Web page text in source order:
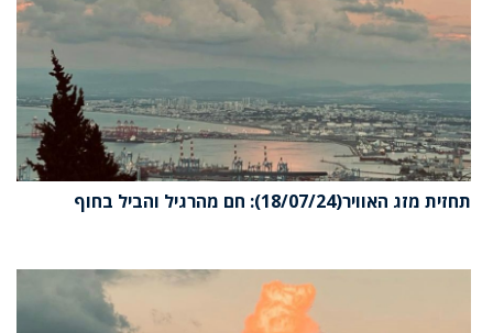
תחזית מזג האוויר(18/07/24): חם מהרגיל והביל בחוף